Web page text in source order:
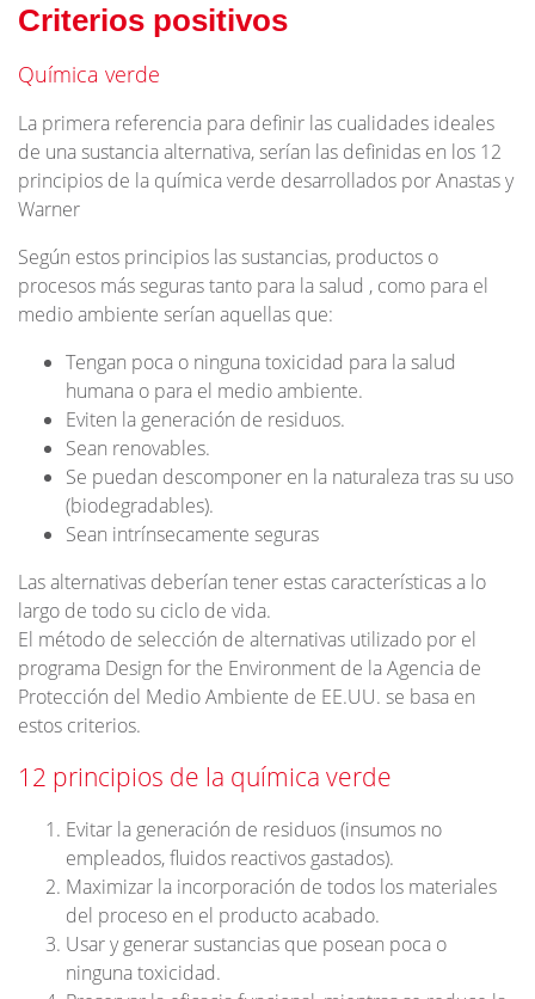
Criterios positivos
Química verde
La primera referencia para definir las cualidades ideales
de una sustancia alternativa, serían las definidas en los 12
principios de la química verde desarrollados por Anastas y
Warner
Según estos principios las sustancias, productos o
procesos más seguras tanto para la salud , como para el
medio ambiente serían aquellas que:
Tengan poca o ninguna toxicidad para la salud
humana o para el medio ambiente.
Eviten la generación de residuos.
Sean renovables.
Se puedan descomponer en la naturaleza tras su uso
(biodegradables).
Sean intrínsecamente seguras
Las alternativas deberían tener estas características a lo
largo de todo su ciclo de vida.
El método de selección de alternativas utilizado por el
programa Design for the Environment de la Agencia de
Protección del Medio Ambiente de EE.UU. se basa en
estos criterios.
12 principios de la química verde
Evitar la generación de residuos (insumos no
empleados, fluidos reactivos gastados).
Maximizar la incorporación de todos los materiales
del proceso en el producto acabado.
Usar y generar sustancias que posean poca o
ninguna toxicidad.